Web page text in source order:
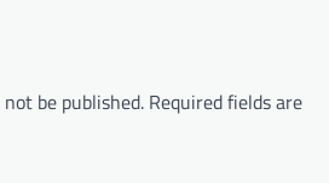
be published. Required fields are